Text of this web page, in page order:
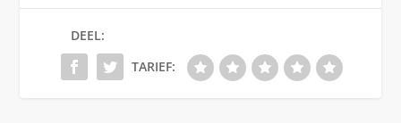
DEEL:
TARIEF: